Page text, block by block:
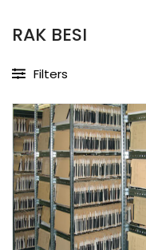
RAK BESI
Filters